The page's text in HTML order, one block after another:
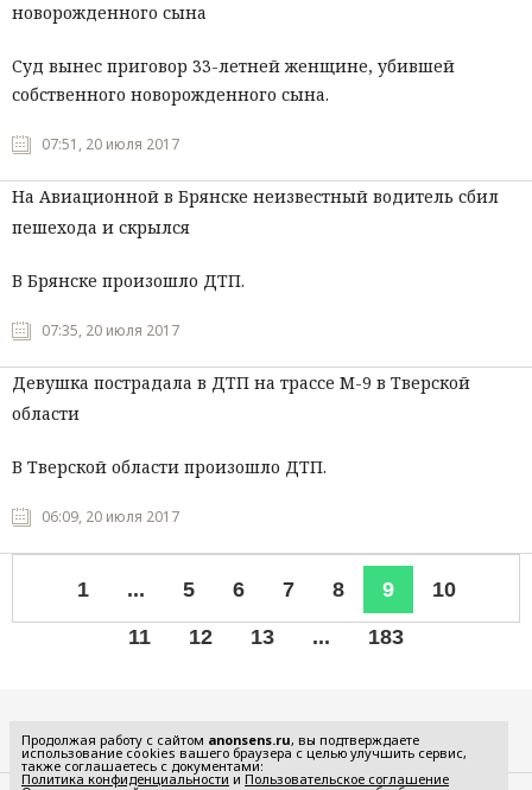
новорожденного сына
Суд вынес приговор 33-летней женщине, убившей
собственного новорожденного сына.
07:51, 20 июля 2017
На Авиационной в Брянске неизвестный водитель сбил
пешехода и скрылся
В Брянске произошло ДТП.
07:35, 20 июля 2017
Девушка пострадала в ДТП на трассе М-9 в Тверской
области
В Тверской области произошло ДТП.
06:09, 20 июля 2017
1 ... 5 6 7 8 9
10
11
12 13 ... 183
Продолжая работу с сайтом anonsens.ru, вы подтверждаете
использование cookies вашего браузера с целью улучшить сервис,
также соглашаетесь с документами:
Политика конфиденциальности и Пользовательское соглашение